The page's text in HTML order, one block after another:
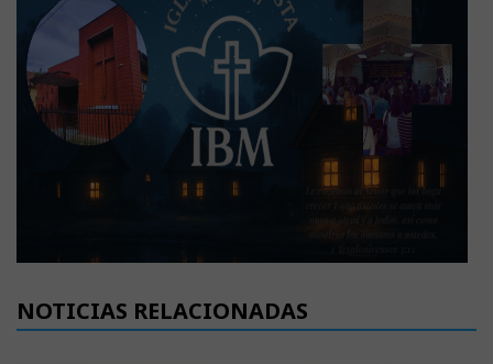
NOTICIAS RELACIONADAS